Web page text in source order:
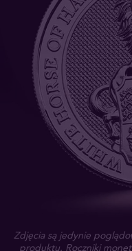
Zdjęcia są jedynie
produktu. Roczniki